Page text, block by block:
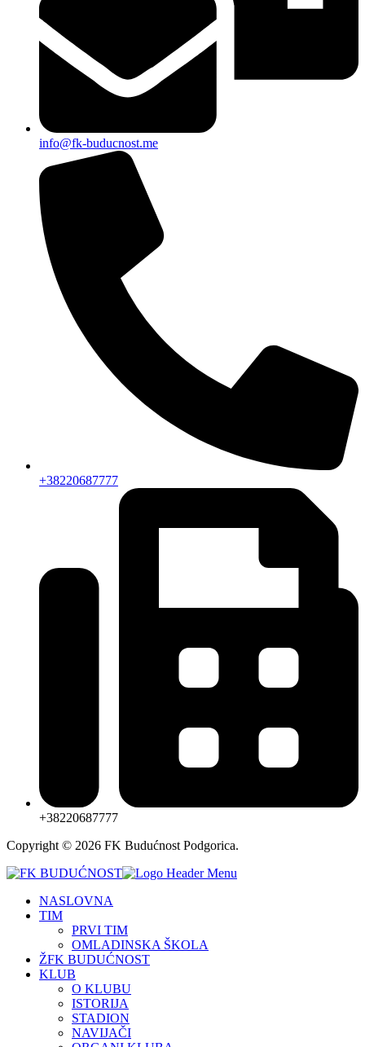
info@fk-buducnost.me
+38220687777
+38220687777
Copyright © 2026 FK Budućnost Podgorica.
NASLOVNA
TIM
PRVI TIM
OMLADINSKA ŠKOLA
ŽFK BUDUĆNOST
KLUB
O KLUBU
ISTORIJA
STADION
NAVIJAČI